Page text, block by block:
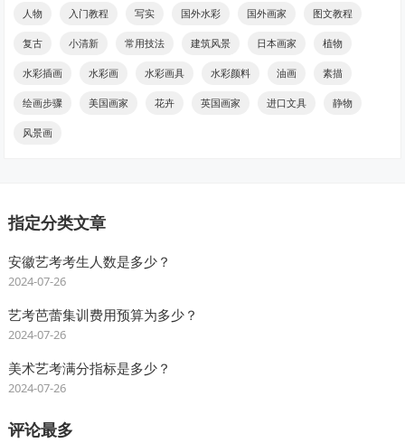
人物 入门教程 写实 国外水彩 国外画家 图文教程
复古 小清新 常用技法 建筑风景 日本画家 植物
水彩插画 水彩画 水彩画具 水彩颜料 油画 素描
绘画步骤 美国画家 花卉 英国画家 进口文具 静物
风景画
指定分类文章
安徽艺考考生人数是多少？
2024-07-26
艺考芭蕾集训费用预算为多少？
2024-07-26
美术艺考满分指标是多少？
2024-07-26
评论最多